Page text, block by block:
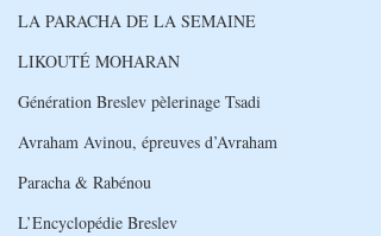
LA PARACHA DE LA SEMAINE
LIKOUTÉ MOHARAN
Génération Breslev pèlerinage Tsadi
Avraham Avinou, épreuves d’Avraham
Paracha & Rabénou
L’Encyclopédie Breslev